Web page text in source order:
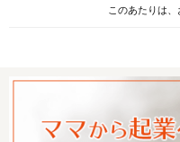
このあたりは